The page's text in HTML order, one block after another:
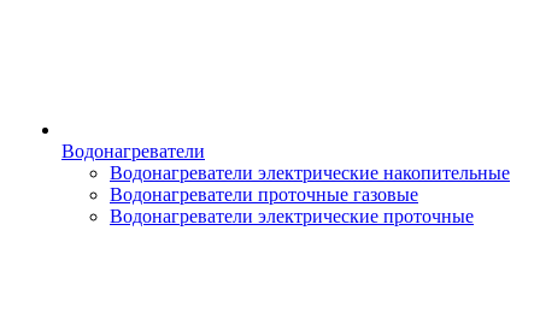
Водонагреватели
Водонагреватели электрические накопительные
Водонагреватели проточные газовые
Водонагреватели электрические проточные